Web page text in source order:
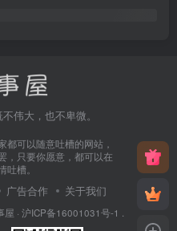
伟大，也不卑微。
都可以随意吐槽的网站，
，只要你愿意，都可以在
吐槽。
广告合作 关于我们
屋 · 沪ICP备16001031号-1